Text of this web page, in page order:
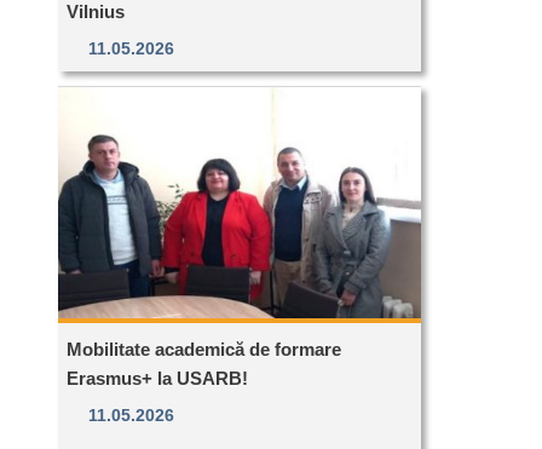
Vilnius
11.05.2026
Mobilitate academică de formare
Erasmus+ la USARB!
11.05.2026